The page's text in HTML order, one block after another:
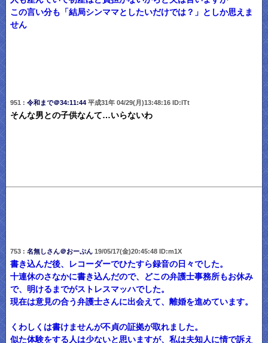
この言い分も「結局シンママとしたいだけでは？」としか思えま
せん
951 : 令和まで＠34:11:44平成31年 04/29(月)13:48:16 ID:lTt
そんな男との子供なんて…いらないわ
753 : 名無しさん＠おーぷん19/05/17(金)20:45:48 ID:m1X
書き込んだ後、レコーダーでひたすら録音の日々でした。
十連休のさなかに書き込んだので、どこの弁護士事務所もお休み
で、明けるまでがストレスマッハでした。
現在は意見の合う弁護士さんに出会えて、離婚を進めています。
くわしくは書けませんが不貞の証拠が取れました。
似た体験をする人は少ないと思いますが、私は夫知人に情で訴え